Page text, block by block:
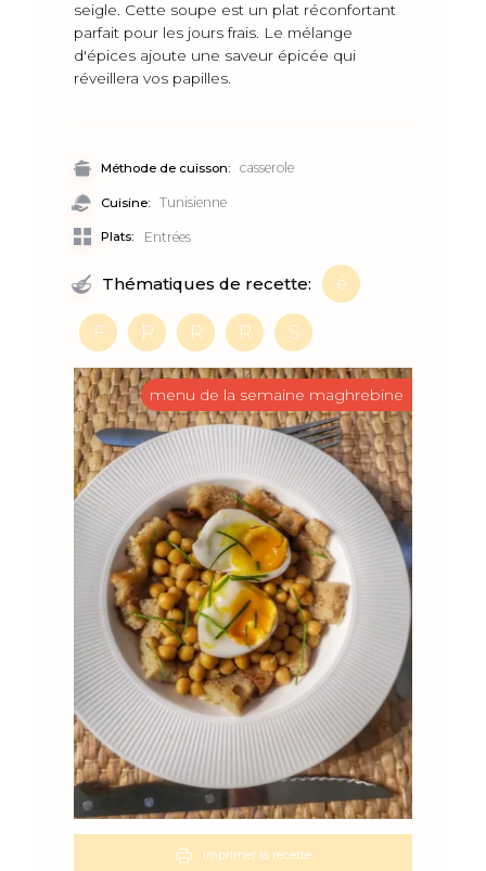
seigle. Cette soupe est un plat réconfortant
parfait pour les jours frais. Le mélange
d'épices ajoute une saveur épicée qui
réveillera vos papilles.
Méthode de cuisson: casserole
Cuisine: Tunisienne
Plats: Entrées
Thématiques de recette: é
F R R R S
Imprimer la recette
menu de la semaine maghrebine